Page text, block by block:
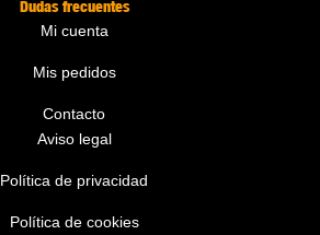
Dudas frecuentes
Mi cuenta
Mis pedidos
Contacto
Aviso legal
Política de privacidad
Política de cookies